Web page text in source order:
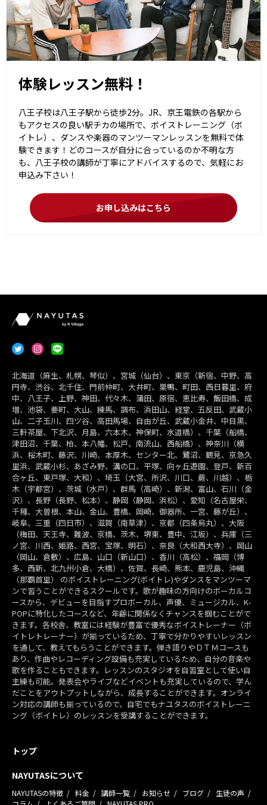
体験レッスン無料！
八王子校は八王子駅から徒歩2分。JR、京王電鉄の各駅から
もアクセスの良い駅チカの場所で、ボイストレーニング（ボ
イトレ）、ダンスや楽器のマンツーマンレッスンを無料で体
験できます！どのコースが自分に合っているのか不明な方
も、八王子校の講師が丁寧にアドバイスするので、気軽にお
申込み下さい！
お申し込みはこちら
北海道（麻生、札幌、琴似）、宮城（仙台）、東京（新宿、中野、高
円寺、渋谷、北千住、門前仲町、大井町、巣鴨、町田、西日暮里、府
中、八王子、上野、神田、代々木、蒲田、原宿、恵比寿、飯田橋、成
増、池袋、要町、大山、練馬、調布、浜田山、経堂、五反田、武蔵小
山、二子玉川、四ツ谷、高田馬場、自由が丘、武蔵小金井、中目黒、
三軒茶屋、下北沢、月島、六本木、神保町、水道橋）、千葉（船橋、
津田沼、千葉、柏、本八幡、松戸、南流山、西船橋）、神奈川（横
浜、桜木町、藤沢、川崎、本厚木、センター北、鷺沼、鶴見、京急久
里浜、武蔵小杉、あざみ野、溝の口、平塚、向ヶ丘遊園、登戸、新百
合ヶ丘、東戸塚、大和）、埼玉（大宮、所沢、川口、蕨、川越）、栃
木（宇都宮）、茨城（水戸）、群馬（高崎）、新潟、富山、石川（金
沢）、長野（長野、松本）、静岡（静岡、浜松）、愛知（名古屋栄、
千種、大曽根、本山、金山、豊橋、岡崎、御器所、一宮、藤が丘）、
岐阜、三重（四日市）、滋賀（南草津）、京都（四条烏丸）、大阪
（梅田、天王寺、難波、京橋、茨木、堺東、豊中、江坂）、兵庫（三
ノ宮、川西、姫路、西宮、宝塚、明石）、奈良（大和西大寺）、岡山
（岡山、倉敷）、広島、山口（新山口）、香川（高松）、福岡（博
多、西新、北九州小倉、大橋）、佐賀、長崎、熊本、鹿児島、沖縄
（那覇首里） のボイストレーニング(ボイトレ)やダンスをマンツーマ
ンで習うことができるスクールです。歌が趣味の方向けのボーカルコ
ースから、デビューを目指すプロボーカル、声優、ミュージカル、K-
POPに特化したコースなど、年齢に関係なくチャンスを掴むことがで
きます。各校舎、教室には経験が豊富で優秀なボイストレーナー（ボ
イトレトレーナー）が揃っているため、丁寧で分かりやすいレッスン
を通して、教えてもらうことができます。弾き語りやＤＴＭコースも
あり、作曲やレコーディング設備も充実しているため、自分の音楽や
歌を作ることもできます。レッスンのスタジオを自習室として使い自
主練も可能。発表会やライブなどイベントも充実しているので、学ん
だことをアウトプットしながら、成長することができます。オンライ
ン対応の講師も揃っているので、自宅でもナユタスのボイストレーニ
ング（ボイトレ）のレッスンを受講することができます。
トップ
NAYUTASについて
NAYUTASの特徴 料金 講師一覧 お知らせ ブログ
生徒の声